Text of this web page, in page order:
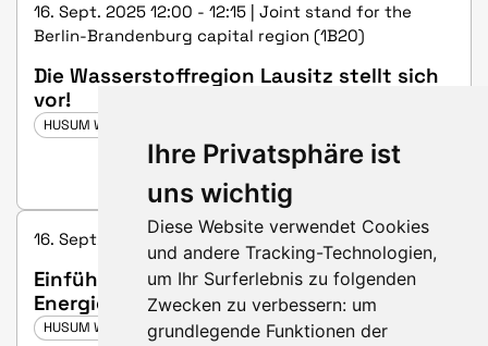
Ihre Privatsphäre ist
uns wichtig
Diese Website verwendet Cookies
und andere Tracking-Technologien,
um Ihr Surferlebnis zu folgenden
Zwecken zu verbessern: um
grundlegende Funktionen der
16. Sept. 2025 12:00 - 12:15 | Joint stand for the
Berlin-Brandenburg capital region (1B20)
Die Wasserstoffregion Lausitz stellt sich
vor!
HUSUM WIND 2025
16. Sept. 2025 10:30 - 10:45 | Hall 5, booth B36
Einführung in das Thema "Potenziale der
Energiewende"
HUSUM WIND 2025